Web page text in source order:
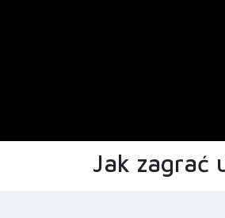
Jak zagrać